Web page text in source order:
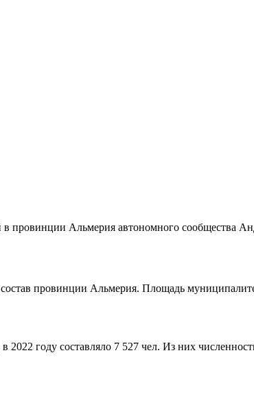
в провинции Альмерия автономного сообщества
провинции Альмерия. Площадь
в 2022 году составляло 7 527 чел. Из них